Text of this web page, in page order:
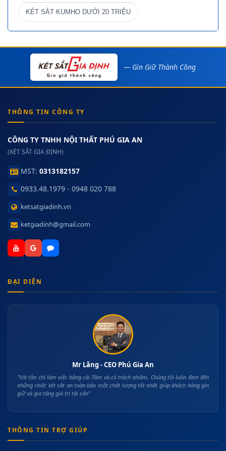
KÉT SẮT KUMHO DƯỚI 20 TRIỆU
— Gìn Giữ Thành Công
THÔNG TIN CÔNG TY
CÔNG TY TNHH NỘI THẤT PHÚ GIA AN
(KÉT SẮT GIA ĐỊNH)
MST: 0313182157
0933.48.1979 - 0948 020 788
ketsatgiadinh.vn
ketgiadinh@gmail.com
ĐẠI DIỆN
Mr Lăng - CEO Phú Gia An
"Với tôn chỉ làm việc bằng cái Tâm và có trách nhiệm, Chúng tôi luôn đem đến
những chiếc két sắt an toàn bảo mật chất lượng tốt nhất giúp khách hàng gìn
giữ và gia tăng giá trị tài sản"
THÔNG TIN TRỢ GIÚP